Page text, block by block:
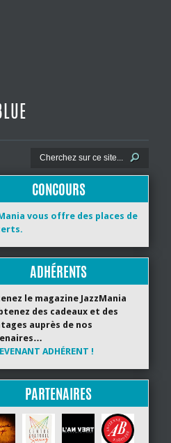
CONCOURS
vous offre des places de
ADHÉRENTS
le magazine JazzMania
des cadeaux et des
auprès de nos
ADHÉRENT !
PARTENAIRES